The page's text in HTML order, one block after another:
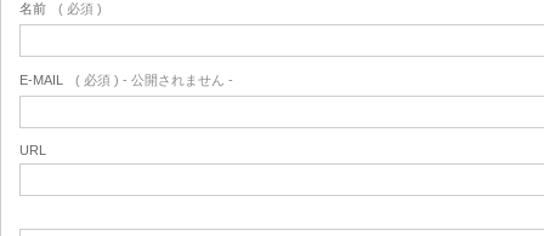
名前 ( 必須 )
E-MAIL ( 必須 ) - 公開されません -
URL